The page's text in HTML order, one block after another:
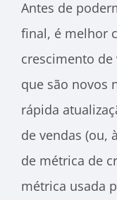
Antes de
final, é melhor
crescimento
que são novos
rápida
de vendas (ou,
de métrica de
métrica usada